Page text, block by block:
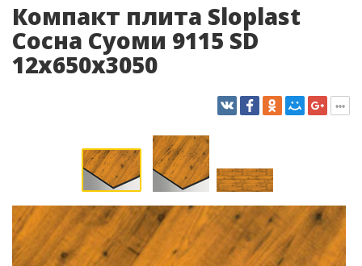
Компакт плита Sloplast
Сосна Суоми 9115 SD
12x650x3050